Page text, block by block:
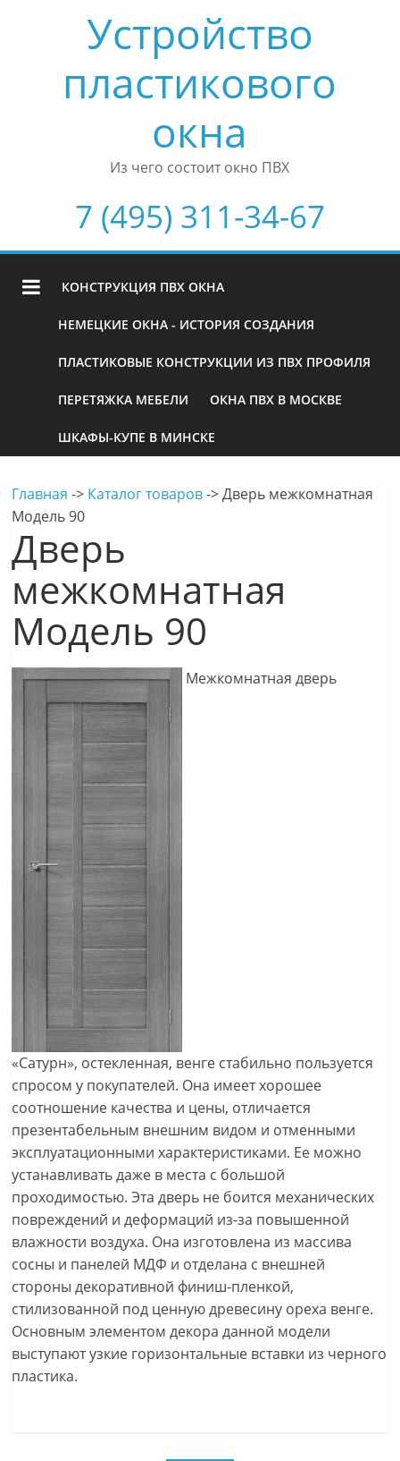
Устройство
пластикового
окна
Из чего состоит окно ПВХ
7 (495) 311-34-67
КОНСТРУКЦИЯ ПВХ ОКНА
НЕМЕЦКИЕ ОКНА - ИСТОРИЯ СОЗДАНИЯ
ПЛАСТИКОВЫЕ КОНСТРУКЦИИ ИЗ ПВХ ПРОФИЛЯ
ПЕРЕТЯЖКА МЕБЕЛИ ОКНА ПВХ В МОСКВЕ
ШКАФЫ-КУПЕ В МИНСКЕ
Главная -> Каталог товаров->Дверь межкомнатная
Модель 90
Дверь
межкомнатная
Модель 90
Межкомнатная дверь
«Сатурн», остекленная, венге стабильно пользуется
спросом у покупателей. Она имеет хорошее
соотношение качества и цены, отличается
презентабельным внешним видом и отменными
эксплуатационными характеристиками. Ее можно
устанавливать даже в места с большой
проходимостью. Эта дверь не боится механических
повреждений и деформаций из-за повышенной
влажности воздуха. Она изготовлена из массива
сосны и панелей МДФ и отделана с внешней
стороны декоративной финиш-пленкой,
стилизованной под ценную древесину ореха венге.
Основным элементом декора данной модели
выступают узкие горизонтальные вставки из черного
пластика.